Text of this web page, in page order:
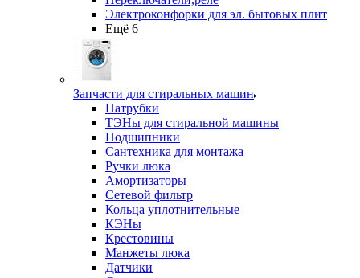
Электроконфорки для эл. бытовых плит
Ещё 6
Запчасти для стиральных машин
Патрубки
ТЭНы для стиральной машины
Подшипники
Сантехника для монтажа
Ручки люка
Амортизаторы
Сетевой фильтр
Кольца уплотнительные
КЭНы
Крестовины
Манжеты люка
Датчики